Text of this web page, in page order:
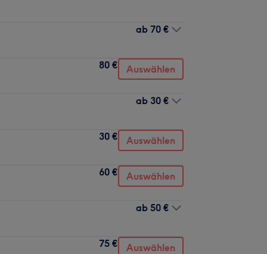
ab 70 €
80 € Auswählen
ab 30 €
30 € Auswählen
60 € Auswählen
ab 50 €
75 € Auswählen